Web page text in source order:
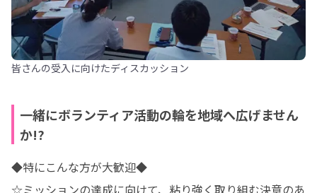
皆さんの受入に向けたディスカッション
一緒にボランティア活動の輪を地域へ広げません
か!?
◆特にこんな方が大歓迎◆
☆ミッションの達成に向けて、粘り強く取り組む決意のあ